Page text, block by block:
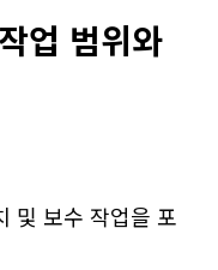
업 범위와
및 보수 작업을 포